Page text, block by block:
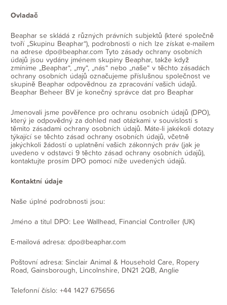
Ovladač
Beaphar se skládá z různých právních subjektů (které společně
tvoří „Skupinu Beaphar“), podrobnosti o nich lze získat e-mailem
na adrese dpo@beaphar.com Tyto zásady ochrany osobních
údajů jsou vydány jménem skupiny Beaphar, takže když
zmíníme „Beaphar“, „my“, „nás“ nebo „naše“ v těchto zásadách
ochrany osobních údajů označujeme příslušnou společnost ve
skupině Beaphar odpovědnou za zpracování vašich údajů.
Beaphar Beheer BV je konečný správce dat pro Beaphar
Jmenovali jsme pověřence pro ochranu osobních údajů (DPO),
který je odpovědný za dohled nad otázkami v souvislosti s
těmito zásadami ochrany osobních údajů. Máte-li jakékoli dotazy
týkající se těchto zásad ochrany osobních údajů, včetně
jakýchkoli žádostí o uplatnění vašich zákonných práv (jak je
uvedeno v odstavci 9 těchto zásad ochrany osobních údajů),
kontaktujte prosím DPO pomocí níže uvedených údajů.
Kontaktní údaje
Naše úplné podrobnosti jsou:
Jméno a titul DPO: Lee Wallhead, Financial Controller (UK)
E-mailová adresa: dpo@beaphar.com
Poštovní adresa: Sinclair Animal & Household Care, Ropery
Road, Gainsborough, Lincolnshire, DN21 2QB, Anglie
Telefonní číslo: +44 1427 675656